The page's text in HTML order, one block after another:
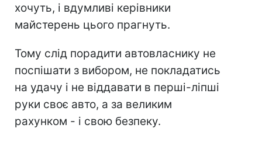
хочуть, і вдумливі керівники
майстерень цього прагнуть.
Тому слід порадити автовласнику не
поспішати з вибором, не покладатись
на удачу і не віддавати в перші-ліпші
руки своє авто, а за великим
рахунком - і свою безпеку.